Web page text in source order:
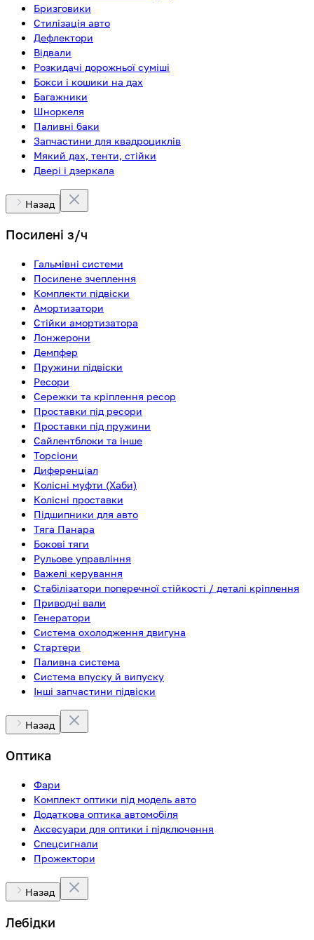
Бризговики
Стилізація авто
Дефлектори
Відвали
Розкидачі дорожньої суміші
Бокси і кошики на дах
Багажники
Шноркеля
Паливні баки
Запчастини для квадроциклів
Мякий дах, тенти, стійки
Двері і дзеркала
Назад
Посилені з/ч
Гальмівні системи
Посилене зчеплення
Комплекти підвіски
Амортизатори
Стійки амортизатора
Лонжерони
Демпфер
Пружини підвіски
Ресори
Сережки та кріплення ресор
Проставки під ресори
Проставки під пружини
Сайлентблоки та інше
Торсіони
Диференціал
Колісні муфти (Хаби)
Колісні проставки
Підшипники для авто
Тяга Панара
Бокові тяги
Рульове управління
Важелі керування
Стабілізатори поперечної стійкості / деталі кріплення
Приводні вали
Генератори
Система охолодження двигуна
Стартери
Паливна система
Система впуску й випуску
Інші запчастини підвіски
Назад
Оптика
Фари
Комплект оптики під модель авто
Додаткова оптика автомобіля
Аксесуари для оптики і підключення
Спецсигнали
Прожектори
Назад
Лебідки